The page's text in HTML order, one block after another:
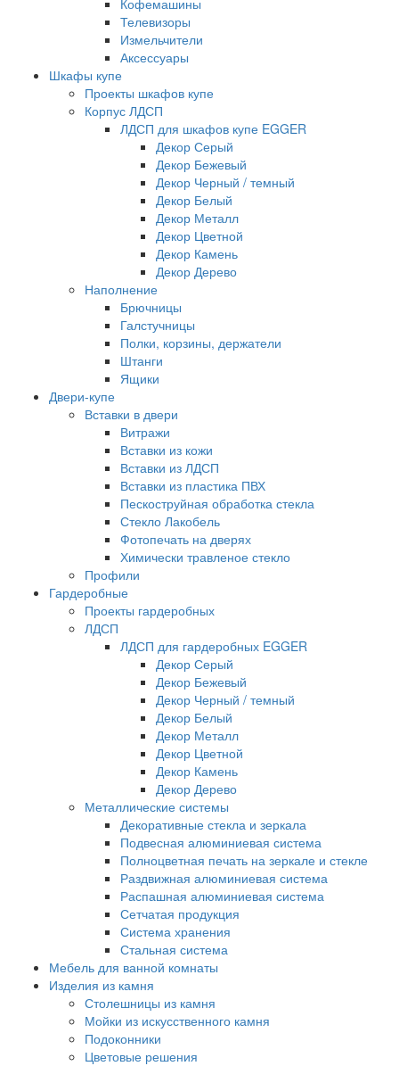
Телевизоры
Измельчители
Аксессуары
Шкафы купе
Проекты шкафов купе
Корпус ЛДСП
ЛДСП для шкафов купе EGGER
Декор Серый
Декор Бежевый
Декор Черный / темный
Декор Белый
Декор Металл
Декор Цветной
Декор Камень
Декор Дерево
Наполнение
Брючницы
Галстучницы
Полки, корзины, держатели
Штанги
Ящики
Двери-купе
Вставки в двери
Витражи
Вставки из кожи
Вставки из ЛДСП
Вставки из пластика ПВХ
Пескоструйная обработка стекла
Стекло Лакобель
Фотопечать на дверях
Химически травленое стекло
Профили
Гардеробные
Проекты гардеробных
ЛДСП
ЛДСП для гардеробных EGGER
Декор Серый
Декор Бежевый
Декор Черный / темный
Декор Белый
Декор Металл
Декор Цветной
Декор Камень
Декор Дерево
Металлические системы
Декоративные стекла и зеркала
Подвесная алюминиевая система
Полноцветная печать на зеркале и стекле
Раздвижная алюминиевая система
Распашная алюминиевая система
Сетчатая продукция
Система хранения
Стальная система
Мебель для ванной комнаты
Изделия из камня
Столешницы из камня
Мойки из искусственного камня
Подоконники
Цветовые решения